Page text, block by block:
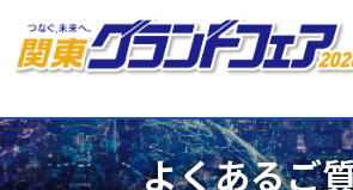
よくあるご